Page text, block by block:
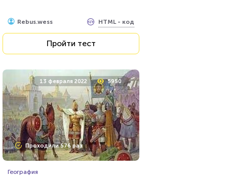
Rebus.wess HTML - код
Пройти тест
13 февраля 2022 5950
Проходили 576 раз
География